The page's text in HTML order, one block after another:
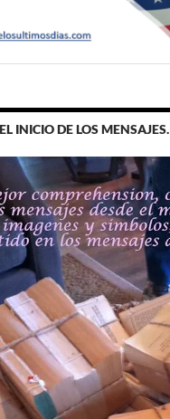
INICIO DE LOS MENSAJES.